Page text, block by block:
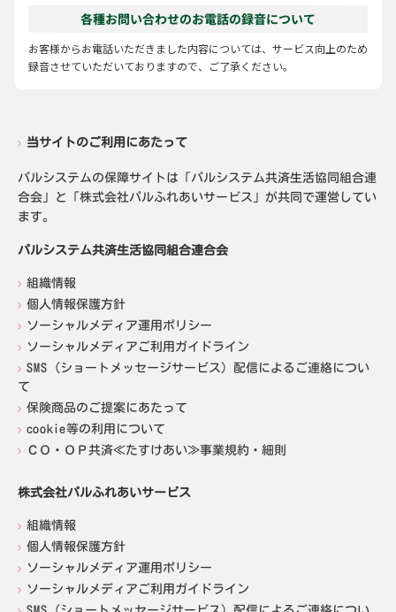
各種お問い合わせのお電話の録音について
お客様からお電話いただきました内容については、サービス向上のため
録音させていただいておりますので、ご了承ください。
当サイトのご利用にあたって
パルシステムの保障サイトは「パルシステム共済生活協同組合連
合会」と「株式会社パルふれあいサービス」が共同で運営してい
ます。
パルシステム共済生活協同組合連合会
組織情報
個人情報保護方針
ソーシャルメディア運用ポリシー
ソーシャルメディアご利用ガイドライン
SMS（ショートメッセージサービス）配信によるご連絡につい
て
保険商品のご提案にあたって
cookie等の利用について
ＣＯ・ＯＰ共済≪たすけあい≫事業規約・細則
株式会社パルふれあいサービス
組織情報
個人情報保護方針
ソーシャルメディア運用ポリシー
ソーシャルメディアご利用ガイドライン